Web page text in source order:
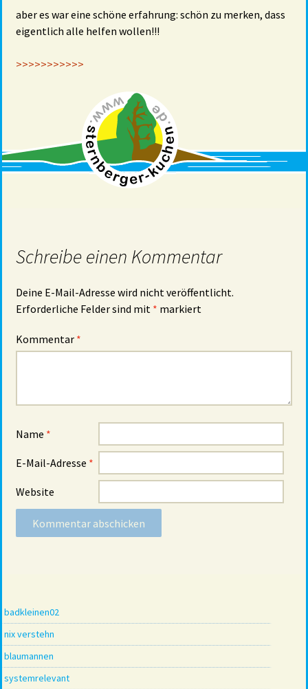
aber es war eine schöne erfahrung: schön zu merken, dass
eigentlich alle helfen wollen!!!
>>>>>>>>>>>
Schreibe einen Kommentar
Deine E-Mail-Adresse wird nicht veröffentlicht.
Erforderliche Felder sind mit * markiert
Kommentar *
Name *
E-Mail-Adresse *
Website
badkleinen02
nix verstehn
blaumannen
systemrelevant